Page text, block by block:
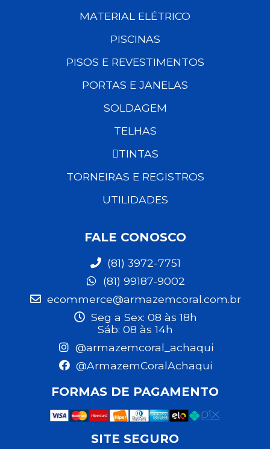
MATERIAL ELÉTRICO
PISCINAS
PISOS E REVESTIMENTOS
PORTAS E JANELAS
SOLDAGEM
TELHAS
TINTAS
TORNEIRAS E REGISTROS
UTILIDADES
FALE CONOSCO
(81) 3972-7751
(81) 99187-9002
ecommerce@armazemcoral.com.br
Seg a Sex: 08 às 18h
Sáb: 08 às 14h
@armazemcoral_achaqui
@ArmazemCoralAchaqui
FORMAS DE PAGAMENTO
SITE SEGURO